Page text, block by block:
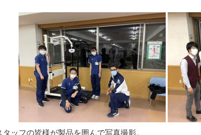
タッフの皆様が製品を囲んで写真撮影。